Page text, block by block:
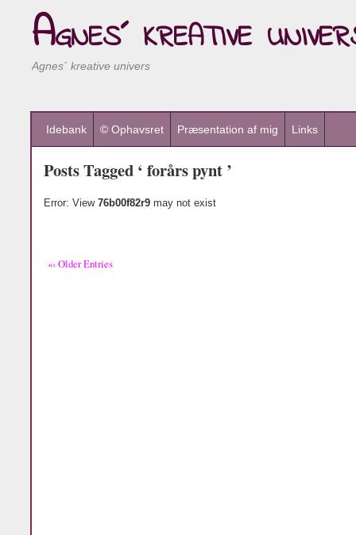
Agnes´ kreative
Agnes´ kreative univers
Idebank © Ophavsret Præsentation af mig Links
Posts Tagged ‘ forårs pynt ’
Error: View 76b00f82r9 may not exist
«‹ Older Entries